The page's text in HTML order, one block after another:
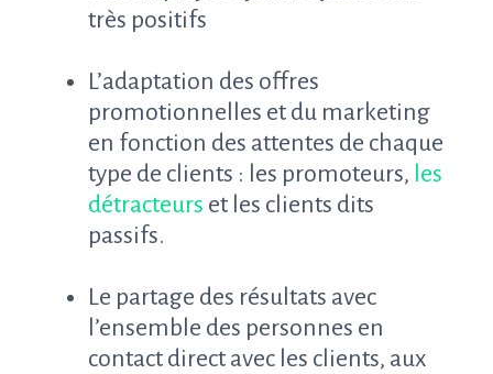
très positifs
L’adaptation des offres
promotionnelles et du marketing
en fonction des attentes de chaque
type de clients : les promoteurs, les
détracteurs et les clients dits
passifs.
Le partage des résultats avec
l’ensemble des personnes en
contact direct avec les clients, aux